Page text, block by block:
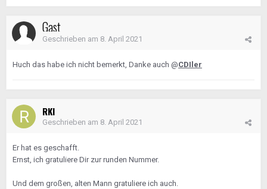
Gast
Geschrieben am 8. April 2021
Huch das habe ich nicht bemerkt, Danke auch @CDIler
RKI
Geschrieben am 8. April 2021
Er hat es geschafft.
Ernst, ich gratuliere Dir zur runden Nummer.
Und dem großen, alten Mann gratuliere ich auch.